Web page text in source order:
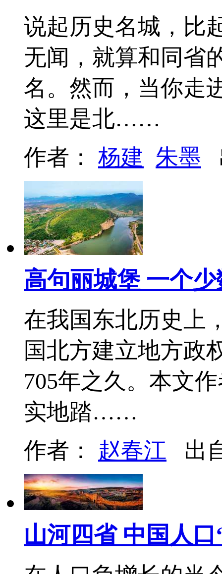
说起历史名城，比
无闻，就算和同省
名。然而，当你
这里是北……
作者： 杨建 朱墨
高句丽城堡 一个
在我国东北历史上
国北方建立地方政
705年之久。本文
实地踏……
作者： 赵春江 出
山河四省 中国人